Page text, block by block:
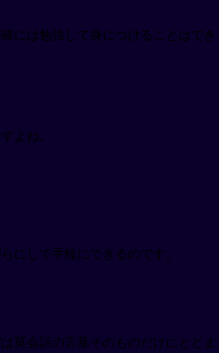
には勉強して身につけることはでき
よね。
にして手軽にできるのです。
英会話の言葉そのものだけにとどま